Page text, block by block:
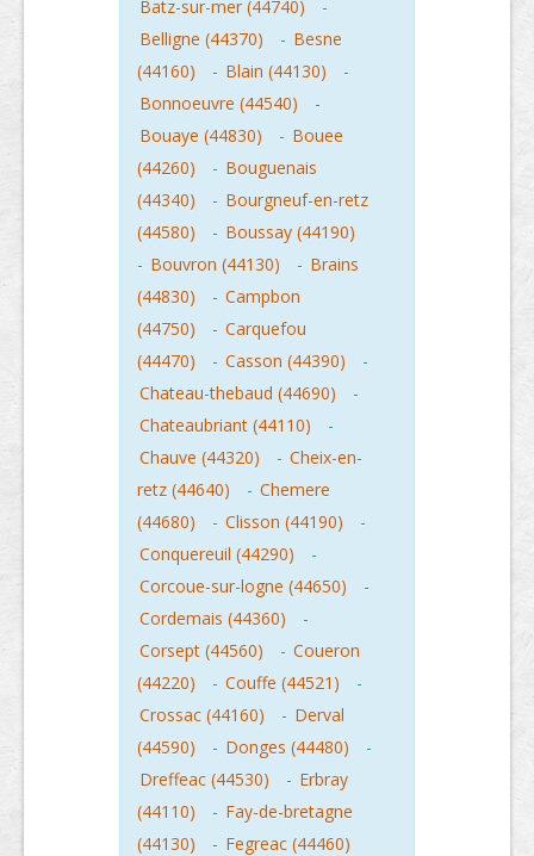
Batz-sur-mer (44740)
-
Belligne (44370)
- Besne
(44160)
- Blain (44130)
-
Bonnoeuvre (44540)
-
Bouaye (44830)
- Bouee
(44260)
- Bouguenais
(44340)
- Bourgneuf-en-retz
(44580)
- Boussay (44190)
- Bouvron (44130) - Brains
(44830)
- Campbon
(44750)
- Carquefou
(44470)
- Casson (44390)
-
Chateau-thebaud (44690)
-
Chateaubriant (44110)
-
Chauve (44320)
- Cheix-en-
retz (44640)
- Chemere
(44680)
- Clisson (44190)
-
Conquereuil (44290)
-
Corcoue-sur-logne (44650)
-
Cordemais (44360)
-
Corsept (44560)
- Coueron
(44220)
- Couffe (44521)
-
Crossac (44160)
- Derval
(44590)
- Donges (44480)
-
Dreffeac (44530)
- Erbray
(44110)
- Fay-de-bretagne
(44130)
- Fegreac (44460)